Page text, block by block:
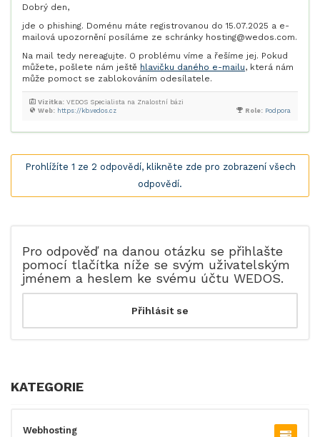
Dobrý den,
jde o phishing. Doménu máte registrovanou do 15.07.2025 a e-
mailová upozornění posíláme ze schránky hosting@wedos.com.
Na mail tedy nereagujte. O problému víme a řešíme jej. Pokud
můžete, pošlete nám ještě hlavičku daného e-mailu, která nám
může pomoct se zablokováním odesílatele.
Role: Podpora
Web: https://kb.vedos.cz
Vizitka: VEDOS Specialista na Znalostní bázi
Prohlížíte 1 ze 2 odpovědí, klikněte zde pro zobrazení všech
odpovědí.
Pro odpověď na danou otázku se přihlašte
pomocí tlačítka níže se svým uživatelským
jménem a heslem ke svému účtu WEDOS.
KATEGORIE
Webhosting